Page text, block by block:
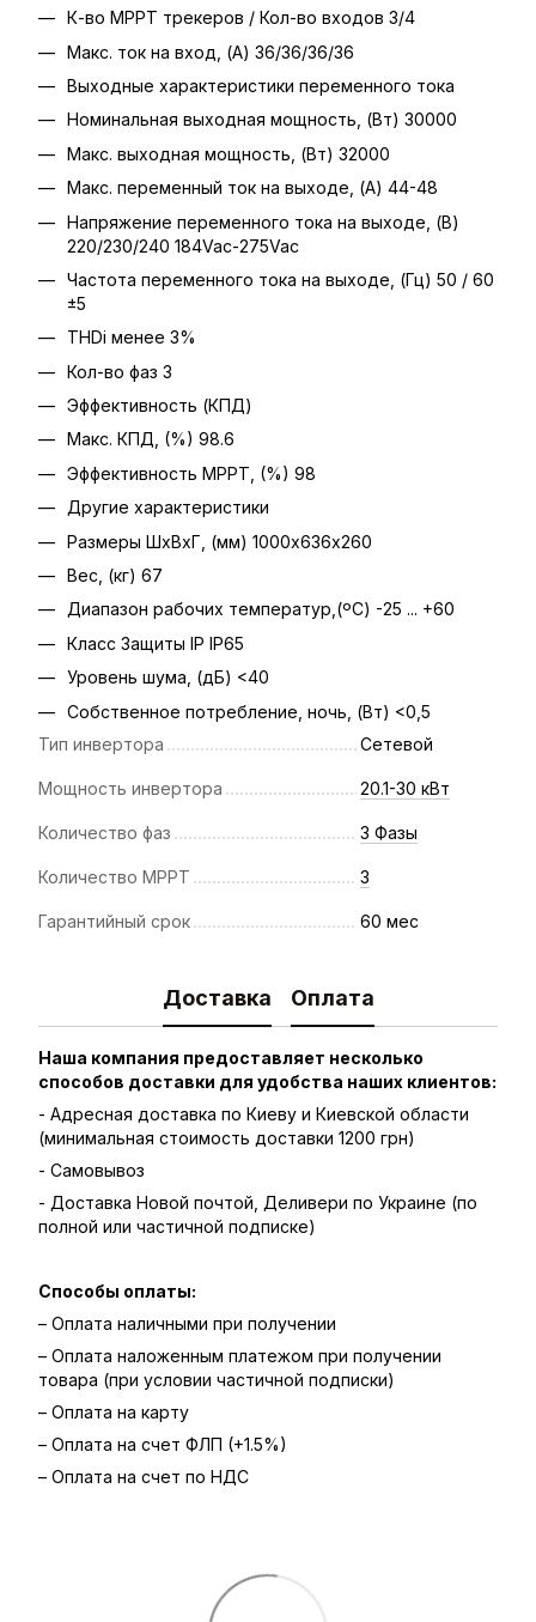
К-во МРРТ трекеров / Кол-во входов 3/4
Макс. ток на вход, (А) 36/36/36/36
Выходные характеристики переменного тока
Номинальная выходная мощность, (Вт) 30000
Макс. выходная мощность, (Вт) 32000
Макс. переменный ток на выходе, (А) 44-48
Напряжение переменного тока на выходе, (В)
220/230/240 184Vac-275Vac
Частота переменного тока на выходе, (Гц) 50 / 60
±5
THDi менее 3%
Кол-во фаз 3
Эффективность (КПД)
Макс. КПД, (%) 98.6
Эффективность МРРТ, (%) 98
Другие характеристики
Размеры ШхВхГ, (мм) 1000х636х260
Вес, (кг) 67
Диапазон рабочих температур,(ºС) -25 ... +60
Класс Защиты IP IP65
Уровень шума, (дБ) <40
Собственное потребление, ночь, (Вт) <0,5
Тип инвертора
Сетевой
Мощность инвертора 20.1-30 кВт
Количество фаз 3 Фазы
Количество MPPT 3
Гарантийный срок 60 мес
Доставка Оплата
Наша компания предоставляет несколько
способов доставки для удобства наших клиентов:
- Адресная доставка по Киеву и Киевской области
(минимальная стоимость доставки 1200 грн)
- Самовывоз
- Доставка Новой почтой, Деливери по Украине (по
полной или частичной подписке)
Способы оплаты:
– Оплата наличными при получении
– Оплата наложенным платежом при получении
товара (при условии частичной подписки)
– Оплата на карту
– Оплата на счет ФЛП (+1.5%)
– Оплата на счет по НДС